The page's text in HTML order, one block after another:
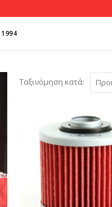
1994
Ταξινόμηση κατά: